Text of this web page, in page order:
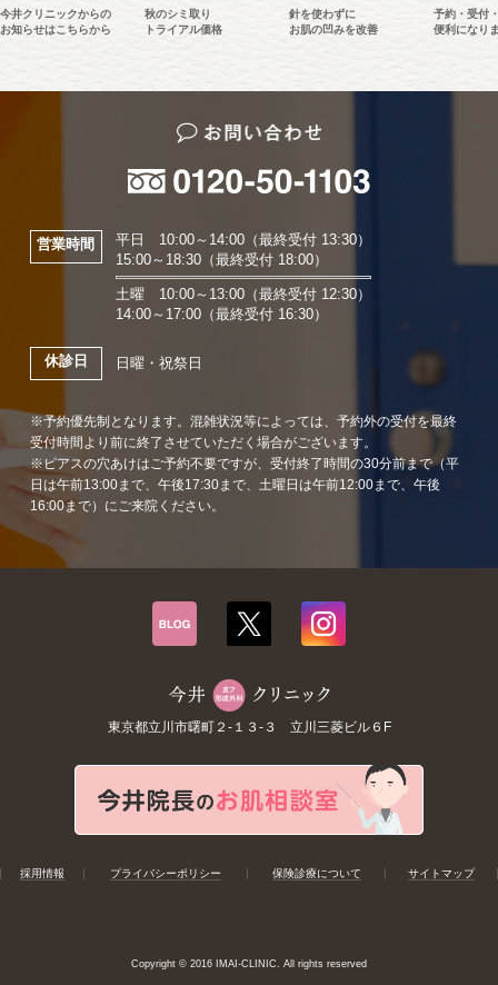
今井クリニックからの
お知らせはこちらから
秋のシミ取り
トライアル価格
針を使わずに
お肌の凹みを改善
予約・受付
便利になり
営業時間
平日 10:00～14:00（最終受付 13:30）
15:00～18:30（最終受付 18:00）
土曜 10:00～13:00（最終受付 12:30）
14:00～17:00（最終受付 16:30）
休診日 日曜・祝祭日
※予約優先制となります。混雑状況等によっては、予約外の受付を最終
受付時間より前に終了させていただく場合がございます。
※ピアスの穴あけはご予約不要ですが、受付終了時間の30分前まで（平
日は午前13:00まで、午後17:30まで、土曜日は午前12:00まで、午後
16:00まで）にご来院ください。
東京都立川市曙町２-１３-３ 立川三菱ビル６F
採用情報 プライバシーポリシー 保険診療について サイトマップ
Copyright © 2016 IMAI-CLINIC. All rights reserved